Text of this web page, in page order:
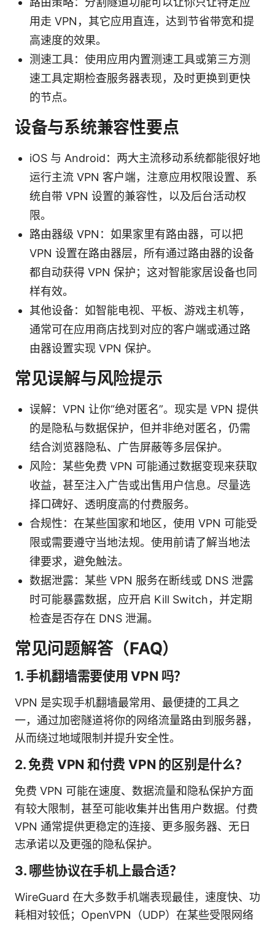
用走 VPN，其它应用直连，达到节省带宽和提
高速度的效果。
测速工具：使用应用内置测速工具或第三方测
速工具定期检查服务器表现，及时更换到更快
的节点。
设备与系统兼容性要点
iOS 与 Android：两大主流移动系统都能很好地
运行主流 VPN 客户端，注意应用权限设置、系
统自带 VPN 设置的兼容性，以及后台活动权
限。
路由器级 VPN：如果家里有路由器，可以把
VPN 设置在路由器层，所有通过路由器的设备
都自动获得 VPN 保护；这对智能家居设备也同
样有效。
其他设备：如智能电视、平板、游戏主机等，
通常可在应用商店找到对应的客户端或通过路
由器设置实现 VPN 保护。
常见误解与风险提示
误解：VPN 让你“绝对匿名”。现实是 VPN 提供
的是隐私与数据保护，但并非绝对匿名，仍需
结合浏览器隐私、广告屏蔽等多层保护。
风险：某些免费 VPN 可能通过数据变现来获取
收益，甚至注入广告或出售用户信息。尽量选
择口碑好、透明度高的付费服务。
合规性：在某些国家和地区，使用 VPN 可能受
限或需要遵守当地法规。使用前请了解当地法
律要求，避免触法。
数据泄露：某些 VPN 服务在断线或 DNS 泄露
时可能暴露数据，应开启 Kill Switch，并定期
检查是否存在 DNS 泄漏。
常见问题解答（FAQ）
1. 手机翻墙需要使用 VPN 吗？
VPN 是实现手机翻墙最常用、最便捷的工具之
一，通过加密隧道将你的网络流量路由到服务器，
从而绕过地域限制并提升安全性。
2. 免费 VPN 和付费 VPN 的区别是什么？
免费 VPN 可能在速度、数据流量和隐私保护方面
有较大限制，甚至可能收集并出售用户数据。付费
VPN 通常提供更稳定的连接、更多服务器、无日
志承诺以及更强的隐私保护。
3. 哪些协议在手机上最合适？
WireGuard 在大多数手机端表现最佳，速度快、功
耗相对较低；OpenVPN（UDP）在某些受限网络